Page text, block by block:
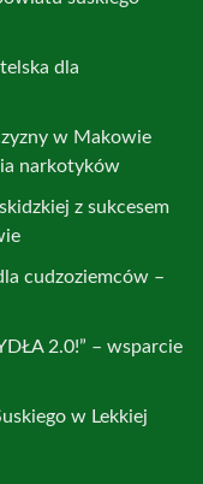
dla
w Makowie
narkotyków
z sukcesem
cudzoziemców –
2.0!” – wsparcie
w Lekkiej